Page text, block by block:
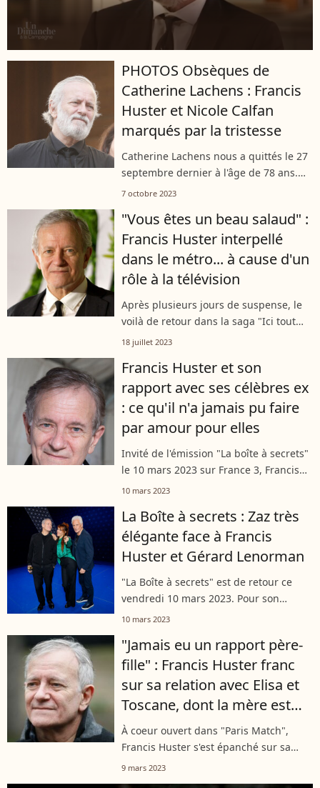
PHOTOS Obsèques de
Catherine Lachens : Francis
Huster et Nicole Calfan
marqués par la tristesse
Catherine Lachens nous a quittés le 27
septembre dernier à l'âge de 78 ans.
Les amis et proches de l'artiste lui ont
Saint-Roch, à Paris, ce samedi...
7 octobre 2023
"Vous êtes un beau salaud" :
Francis Huster interpellé
dans le métro... à cause d'un
rôle à la télévision
Après plusieurs jours de suspense, le
voilà de retour dans la saga "Ici tout
commence" diffusée sur TF1. Pour
"Télé Magazine", Francis Huster...
18 juillet 2023
Francis Huster et son
rapport avec ses célèbres ex
: ce qu'il n'a jamais pu faire
par amour pour elles
Invité de l'émission "La boîte à secrets"
le 10 mars 2023 sur France 3, Francis
Huster se retrouvera peut-être face à
l'une de ses ex. Interviewé...
10 mars 2023
La Boîte à secrets : Zaz très
élégante face à Francis
Huster et Gérard Lenorman
"La Boîte à secrets" est de retour ce
vendredi 10 mars 2023. Pour son
nouveau numéro, Faustine Bollaert a
le comédien Francis Huster et le
chanteur...
10 mars 2023
"Jamais eu un rapport père-
fille" : Francis Huster franc
sur sa relation avec Elisa et
Toscane, dont la mère est
Cristiana Reali
À coeur ouvert dans "Paris Match",
Francis Huster s'est épanché sur sa
relation avec ses deux filles, Elisa (24
9 mars 2023